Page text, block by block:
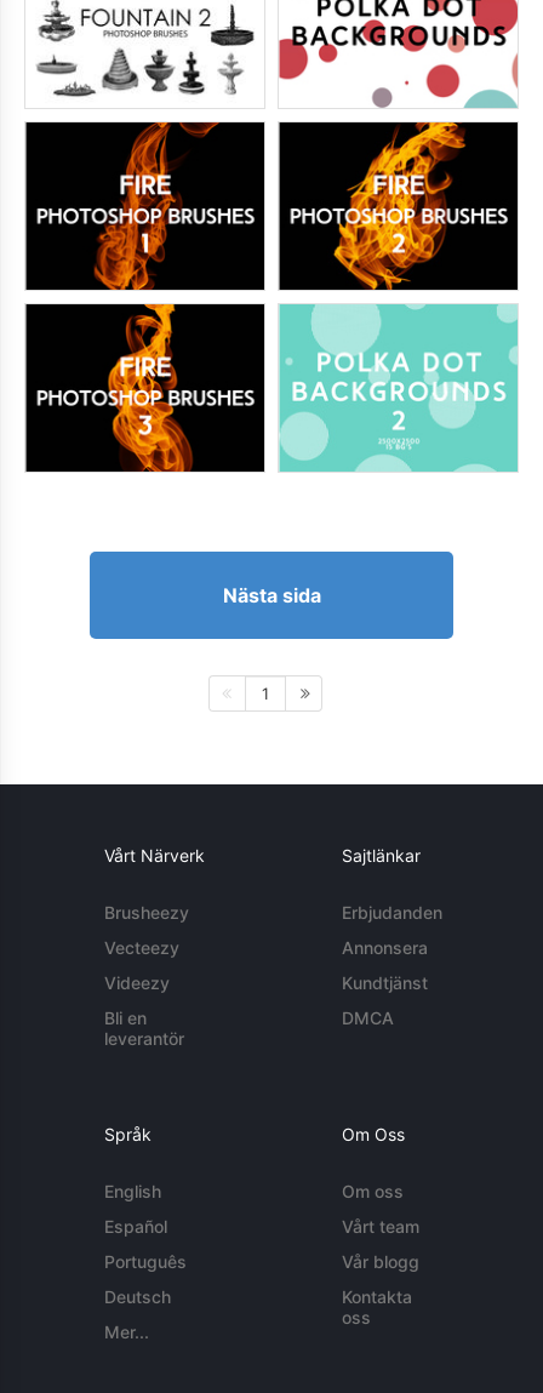
Nästa sida
1
Vårt Närverk
Brusheezy
Vecteezy
Videezy
Bli en
leverantör
Sajtlänkar
Erbjudanden
Annonsera
Kundtjänst
DMCA
Språk
English
Español
Português
Deutsch
Mer...
Om Oss
Om oss
Vårt team
Vår blogg
Kontakta
oss